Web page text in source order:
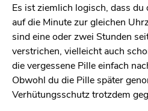
Es ist ziemlich logisch, dass
auf die Minute zur gleichen
sind eine oder zwei Stunden
verstrichen, vielleicht auch
die vergessene Pille einfach
Obwohl du die Pille später
Verhütungsschutz trotzdem